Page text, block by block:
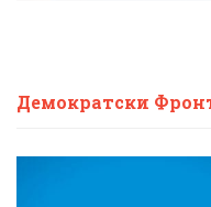
Демократски